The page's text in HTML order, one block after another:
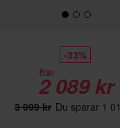
-33%
Från
2 089 kr
3 099 kr Du sparar 1